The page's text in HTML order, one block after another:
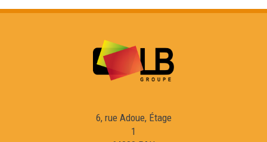
6, rue Adoue, Étage
1